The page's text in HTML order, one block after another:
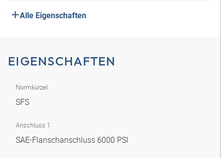
Alle Eigenschaften
EIGENSCHAFTEN
Normkürzel
SFS
Anschluss 1
SAE-Flanschanschluss 6000 PSI